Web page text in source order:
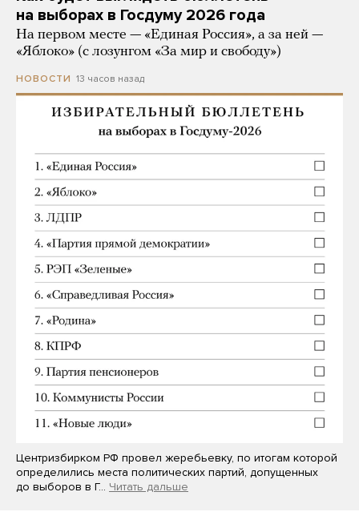
на выборах в Госдуму 2026 года
На первом месте — «Единая Россия», а за ней —
«Яблоко» (с лозунгом «За мир и свободу»)
НОВОСТИ 13 часов назад
Центризбирком РФ провел жеребьевку, по итогам которой
определились места политических партий, допущенных
до выборов в Г… Читать дальше